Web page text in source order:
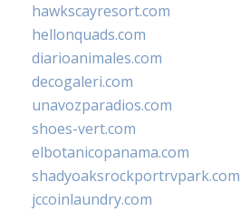
hawkscayresort.com
hellonquads.com
diarioanimales.com
decogaleri.com
unavozparadios.com
shoes-vert.com
elbotanicopanama.com
shadyoaksrockportrvpark.com
jccoinlaundry.com